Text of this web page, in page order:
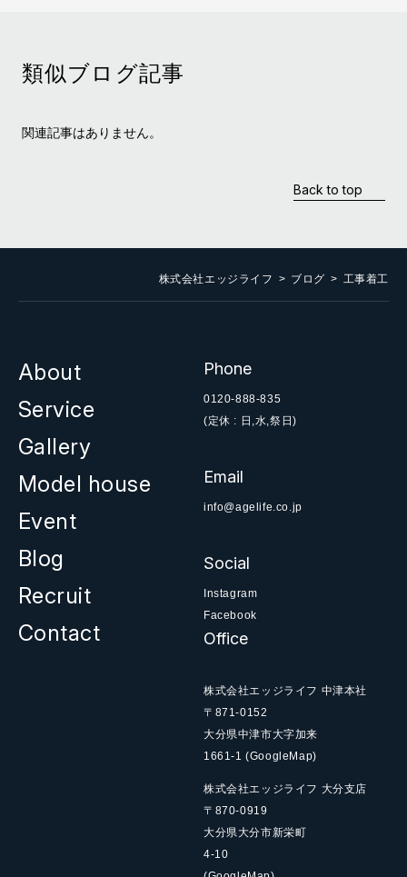
類似ブログ記事
関連記事はありません。
Back to top
株式会社エッジライフ ブログ 工事着工
About
Service
Gallery
Model house
Event
Blog
Recruit
Contact
Phone
0120-888-835
(定休 : 日,水,祭日)
Email
info@agelife.co.jp
Social
Instagram
Facebook
Office
株式会社エッジライフ 中津本社
〒871-0152
大分県中津市大字加来
1661-1(GoogleMap)
株式会社エッジライフ 大分支店
〒870-0919
大分県大分市新栄町
4-10